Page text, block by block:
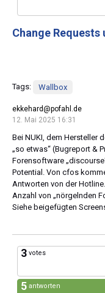
Change Requests
Tags: Wallbox
ekkehard@pofahl.de
12. Mai 2025 16:31
Bei NUKI, dem Hersteller
„so etwas“ (Bugreport &
Forensoftware
Potential. Von cfos
Antworten von der
Anzahl von „nörgelnden
Siehe beigefügten
3 votes
5 antworten